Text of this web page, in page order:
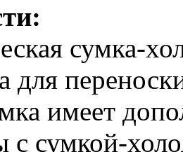
сумка-
для
имеет
с сумкой-